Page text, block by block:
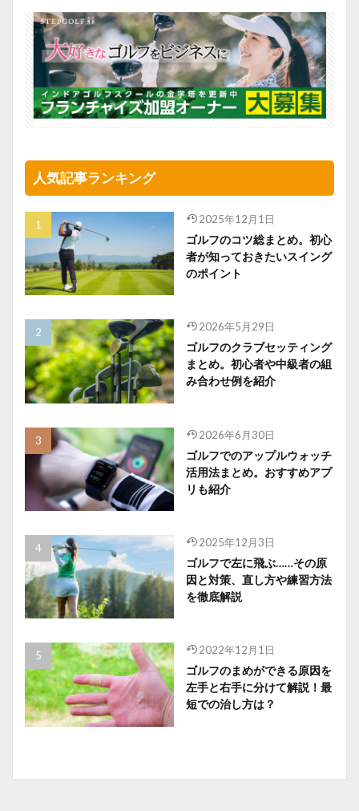
人気記事ランキング
2025年12月1日
ゴルフのコツ総まとめ。初心
者が知っておきたいスイング
のポイント
2026年5月29日
ゴルフのクラブセッティング
まとめ。初心者や中級者の組
み合わせ例を紹介
2026年6月30日
ゴルフでのアップルウォッチ
活用法まとめ。おすすめアプ
リも紹介
2025年12月3日
ゴルフで左に飛ぶ……その原
因と対策、直し方や練習方法
を徹底解説
2022年12月1日
ゴルフのまめができる原因を
左手と右手に分けて解説！最
短での治し方は？